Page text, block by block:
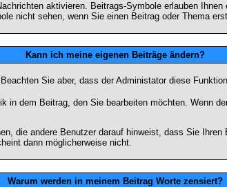
aktivieren. Beitrags-Symbole erlauben
nicht sehen, wenn Sie einen Beitrag oder Thema
Kann ich meine eigenen Beiträge ändern?
Sie aber, dass der Administator diese
in dem Beitrag, den Sie bearbeiten möchten. Wenn
die andere Benutzer darauf hinweist, dass Sie
dann möglicherweise nicht.
Warum werden in meinem Beitrag Worte zensiert?